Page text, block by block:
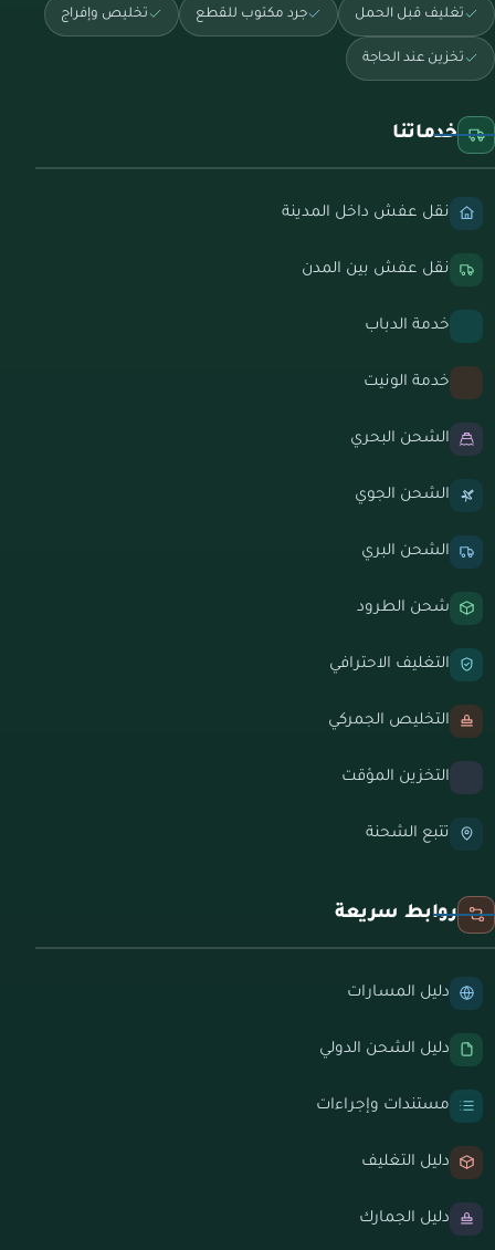
تغليف قبل الحمل جرد مكتوب للقطع تخليص وإفراج
تخزين عند الحاجة
خدماتنا
نقل عفش داخل المدينة
نقل عفش بين المدن
خدمة الدباب
خدمة الونيت
الشحن البحري
الشحن الجوي
الشحن البري
شحن الطرود
التغليف الاحترافي
التخليص الجمركي
التخزين المؤقت
تتبع الشحنة
روابط سريعة
دليل المسارات
دليل الشحن الدولي
مستندات وإجراءات
دليل التغليف
دليل الجمارك